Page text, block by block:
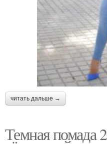
читать дальше →
Темная помада